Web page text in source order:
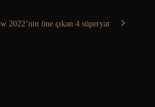
2022’nin öne çıkan 4 süperyat